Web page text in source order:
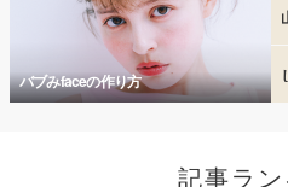
バブみfaceの作り方
記事ラ